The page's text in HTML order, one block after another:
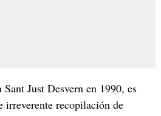
Just Desvern en 1990, es
irreverente recopilación de